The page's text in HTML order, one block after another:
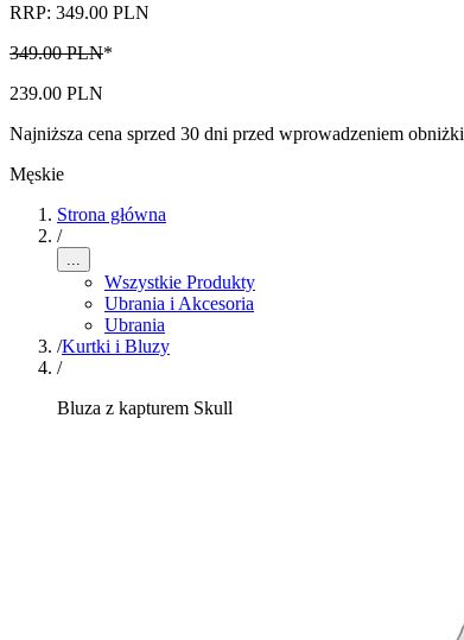
RRP: 349.00 PLN
349.00 PLN*
239.00 PLN
Najniższa cena sprzed 30 dni przed wprowadzeniem obniżki
Męskie
Strona główna
/
...
Wszystkie Produkty
Ubrania i Akcesoria
Ubrania
/Kurtki i Bluzy
/
Bluza z kapturem Skull